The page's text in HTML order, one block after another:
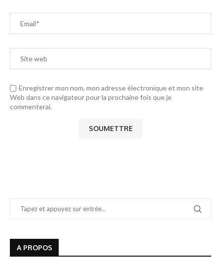
Enregistrer mon nom, mon adresse électronique et mon site
Web dans ce navigateur pour la prochaine fois que je
commenterai.
A PROPOS